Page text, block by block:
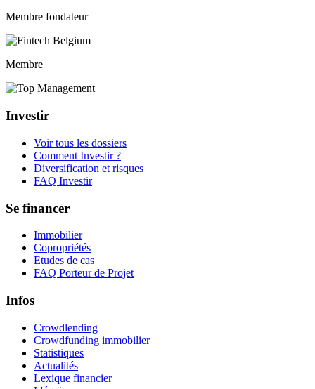
Membre fondateur
Membre
Investir
Voir tous les dossiers
Comment Investir ?
Diversification et risques
FAQ Investir
Se financer
Immobilier
Copropriétés
Etudes de cas
FAQ Porteur de Projet
Infos
Crowdlending
Crowdfunding immobilier
Statistiques
Actualités
Lexique financier